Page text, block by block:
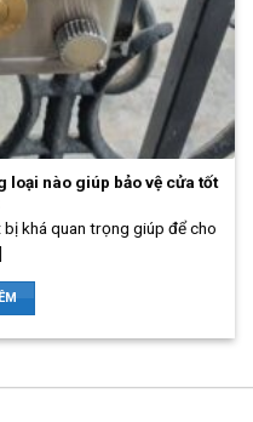
loại nào giúp bảo vệ cửa tốt
khá quan trọng giúp để cho